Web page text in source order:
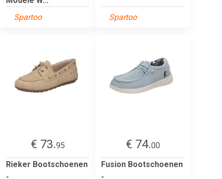
Spartoo
Spartoo
€ 73.95
Rieker Bootschoenen
-
€ 74.00
Fusion Bootschoenen
-